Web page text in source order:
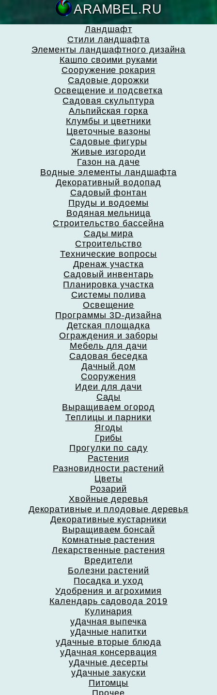
Ландшафт
Стили ландшафта
Элементы ландшафтного дизайна
Кашпо своими руками
Сооружение рокария
Садовые дорожки
Освещение и подсветка
Садовая скульптура
Альпийская горка
Клумбы и цветники
Цветочные вазоны
Садовые фигуры
Живые изгороди
Газон на даче
Водные элементы ландшафта
Декоративный водопад
Садовый фонтан
Пруды и водоемы
Водяная мельница
Строительство бассейна
Сады мира
Строительство
Технические вопросы
Дренаж участка
Садовый инвентарь
Планировка участка
Системы полива
Освещение
Программы 3D-дизайна
Детская площадка
Ограждения и заборы
Мебель для дачи
Садовая беседка
Дачный дом
Сооружения
Идеи для дачи
Сады
Выращиваем огород
Теплицы и парники
Ягоды
Грибы
Прогулки по саду
Растения
Разновидности растений
Цветы
Розарий
Хвойные деревья
Декоративные и плодовые деревья
Декоративные кустарники
Выращиваем бонсай
Комнатные растения
Лекарственные растения
Вредители
Болезни растений
Посадка и уход
Удобрения и агрохимия
Календарь садовода 2019
Кулинария
уДачная выпечка
уДачные напитки
уДачные вторые блюда
уДачная консервация
уДачные десерты
уДачные закуски
Питомцы
Прочее